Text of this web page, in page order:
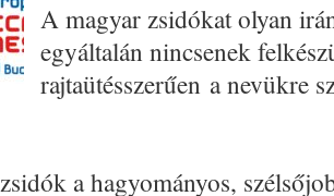
A magyar zsidókat olyan
egyáltalán nincsenek
rajtaütésszerűen a nevükre
a hagyományos,